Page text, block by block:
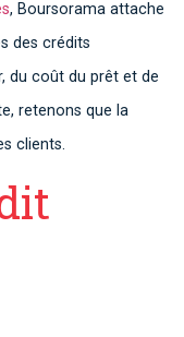
, Boursorama attache
des crédits
du coût du prêt et de
retenons que la
clients.